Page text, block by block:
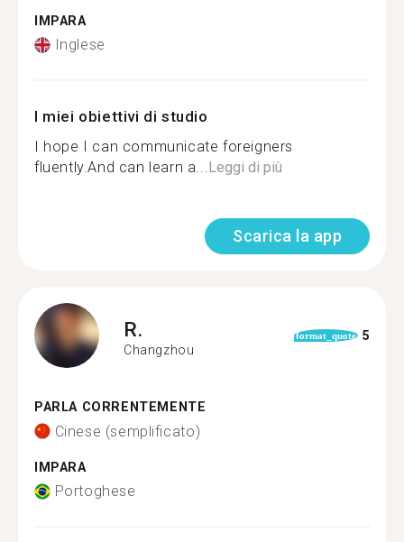
IMPARA
Inglese
I miei obiettivi di studio
I hope I can communicate foreigners
fluently.And can learn a...Leggi di più
Scarica la app
R.
Changzhou
format_quote 5
PARLA CORRENTEMENTE
Cinese (semplificato)
IMPARA
Portoghese